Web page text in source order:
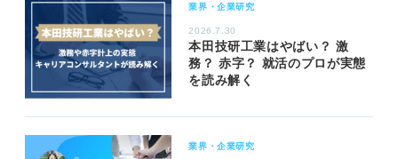
業界・企業研究
2026.7.30
本田技研工業はやばい？ 激
務？ 赤字？ 就活のプロが実態
を読み解く
業界・企業研究